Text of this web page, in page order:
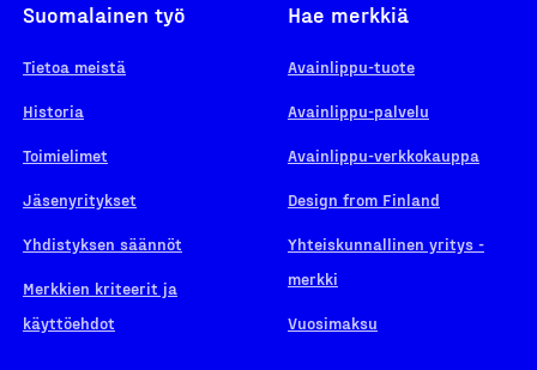
Suomalainen työ
Tietoa meistä
Historia
Toimielimet
Jäsenyritykset
Yhdistyksen säännöt
Merkkien kriteerit ja
käyttöehdot
Hae merkkiä
Avainlippu-tuote
Avainlippu-palvelu
Avainlippu-verkkokauppa
Design from Finland
Yhteiskunnallinen yritys -
merkki
Vuosimaksu